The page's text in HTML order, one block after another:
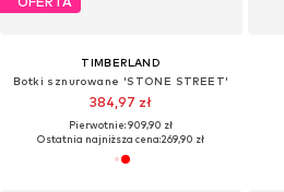
TIMBERLAND
Botki sznurowane 'STONE STREET'
384,97 zł
Pierwotnie: 909,90 zł
Ostatnia najniższa cena:269,90 zł